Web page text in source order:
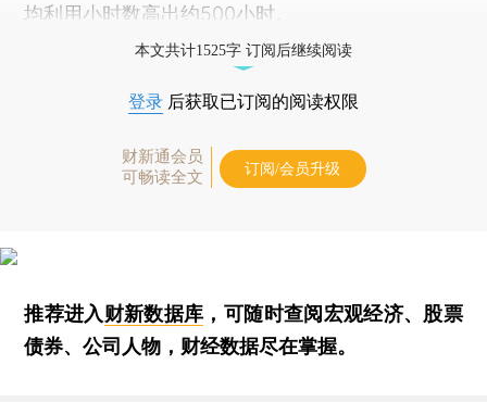
均利用小时数高出约500小时。
本文共计1525字 订阅后继续阅读
登录 后获取已订阅的阅读权限
财新通会员
可畅读全文
订阅/会员升级
推荐进入财新数据库 ，可随时查阅宏观经济、股票
债券、公司人物，财经数据尽在掌握。